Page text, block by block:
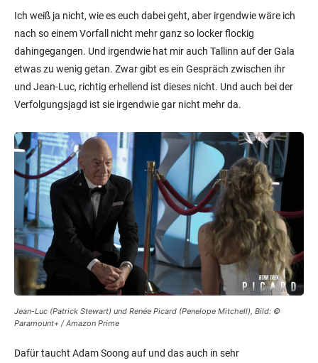
Ich weiß ja nicht, wie es euch dabei geht, aber irgendwie wäre ich
nach so einem Vorfall nicht mehr ganz so locker flockig
dahingegangen. Und irgendwie hat mir auch Tallinn auf der Gala
etwas zu wenig getan. Zwar gibt es ein Gespräch zwischen ihr
und Jean-Luc, richtig erhellend ist dieses nicht. Und auch bei der
Verfolgungsjagd ist sie irgendwie gar nicht mehr da.
Jean-Luc (Patrick Stewart) und Renée Picard (Penelope Mitchell), Bild: ©
Paramount+ / Amazon Prime
Dafür taucht Adam Soong auf und das auch in sehr